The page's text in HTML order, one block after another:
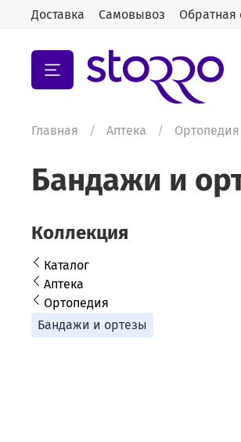
Доставка Самовывоз Обратная
Главная Аптека Ортопедия
Бандажи и
Коллекция
Каталог
Аптека
Ортопедия
Бандажи и ортезы